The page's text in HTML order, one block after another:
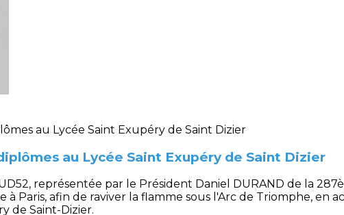
au Lycée Saint Exupéry de Saint Dizier
représentée par le Président Daniel DURAND de la
à Paris, afin de raviver la flamme sous l'Arc de Triomphe, en
de Saint-Dizier.